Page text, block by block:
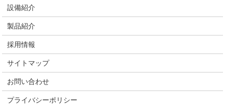
設備紹介
製品紹介
採用情報
サイトマップ
お問い合わせ
プライバシーポリシー